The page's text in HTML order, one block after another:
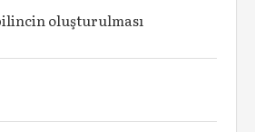
oluşturulması